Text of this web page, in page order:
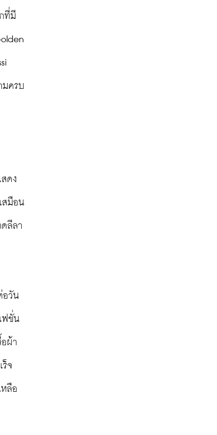
ที่มี
มครบ
ดง
สมือน
ลีลา
อวัน
ฟชั่น
ผ้า
ร็จ
หลือ